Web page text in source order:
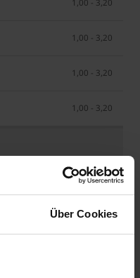
Über Cookies
1,00 - 3,20
1,00 - 3,20
1,00 - 3,20
1,00 - 3,20
49
49